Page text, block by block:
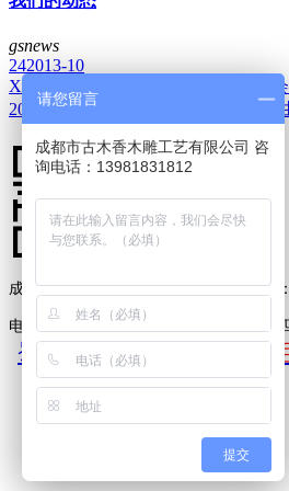
gsnews
242013-10
XXXX翔计划助力中小企业成长峰
2012年8月16日，在工信部指导下
成都市古木香木雕工艺有限公司工程部
电子邮箱：2578483298@qq.com 地址：
蜀ICP备15021302号-2
请您留言
成都市古木香木雕工艺有限公司 咨
询电话：13981831812
提交